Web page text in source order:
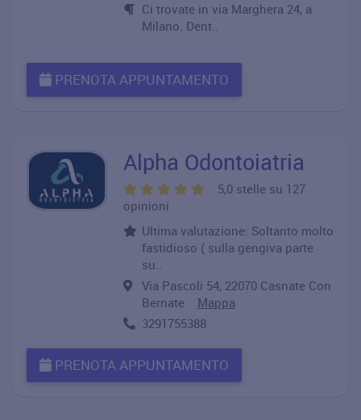
Ci trovate in via Marghera 24, a
Milano. Dent..
PRENOTA APPUNTAMENTO
Alpha Odontoiatria
5,0 stelle su 127
opinioni
Ultima valutazione: Soltanto molto
fastidioso ( sulla gengiva parte
su..
Via Pascoli 54, 22070 Casnate Con
Bernate Mappa
3291755388
PRENOTA APPUNTAMENTO